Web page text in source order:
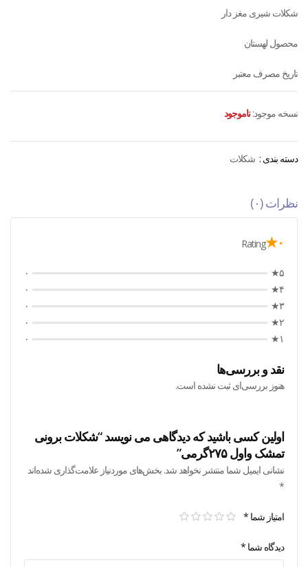
شکلات شیری مغز دار
محصول لهستان
تاریخ مصرف معتبر
نسخه موجود: ناموجود
دسته بندی : شکلات
نظرات (۰)
۰★ Rating
۵★
۰
۴★
۰
۳★
۰
۲★
۰
۱★
۰
نقد و بررسی‌ها
هنوز بررسی‌ای ثبت نشده است.
اولین کسی باشید که دیدگاهی می نویسد “شکلات برونی
تمشک واول ۲۷۵گرمی”
نشانی ایمیل شما منتشر نخواهد شد. بخش‌های موردنیاز علامت‌گذاری شده‌اند
*
امتیاز شما *
دیدگاه شما *